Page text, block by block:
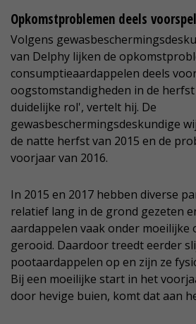
Opkomstproblemen deels
Volgens
van Delphy lijken de
consumptieaardappelen deels
oogstomstandigheden in de
duidelijke rol', vertelt hij. De
gewasbeschermingsdeskundige
de natte herfst van 2015 en de
voorjaar van 2016.
In 2015 en 2017 hebben diverse
relatief lang in de grond gezeten
aardappelen vaak onder moeilijke
gerooid. Daardoor treedt eerder
pootaardappelen op en zijn ze
Bij een moeilijke start in het
door hevige buien, komt dat aan